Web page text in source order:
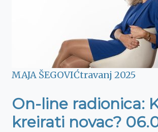
MAJA ŠEGOVIĆtravanj 2025
On-line radionica:
kreirati novac?